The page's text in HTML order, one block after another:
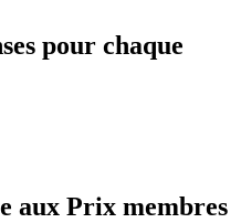
pour chaque
aux Prix membres